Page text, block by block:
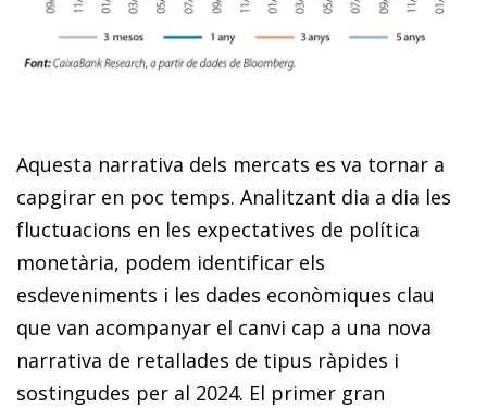
Aquesta narrativa dels mercats es va tornar a
capgirar en poc temps. Analitzant dia a dia les
fluctuacions en les expectatives de política
monetària, podem identificar els
esdeveniments i les dades econòmiques clau
que van acompanyar el canvi cap a una nova
narrativa de retallades de tipus ràpides i
sostingudes per al 2024. El primer gran